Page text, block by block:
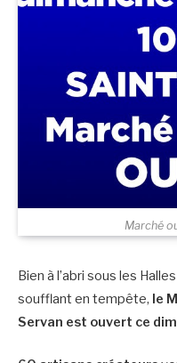
Marché
Bien à l’abri sous les
soufflant en tempête, le
Servan est ouvert ce